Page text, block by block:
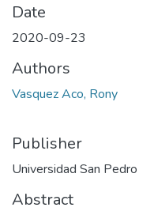
Date
2020-09-23
Authors
Vasquez Aco, Rony
Publisher
Universidad San Pedro
Abstract